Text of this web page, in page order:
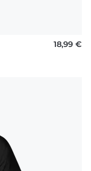
18,99 €